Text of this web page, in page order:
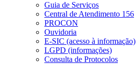
Guia de Serviços
Central de Atendimento 156
PROCON
Ouvidoria
E-SIC (acesso à informação)
LGPD (informações)
Consulta de Protocolos